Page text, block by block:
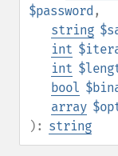
$password ,
string
int
int
bool
array
): string